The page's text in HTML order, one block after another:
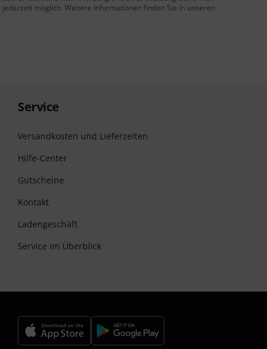
möglich. Weitere Informationen finden Sie in unseren
Service
Versandkosten und Lieferzeiten
Hilfe-Center
Gutscheine
Kontakt
Ladengeschäft
Service im Überblick